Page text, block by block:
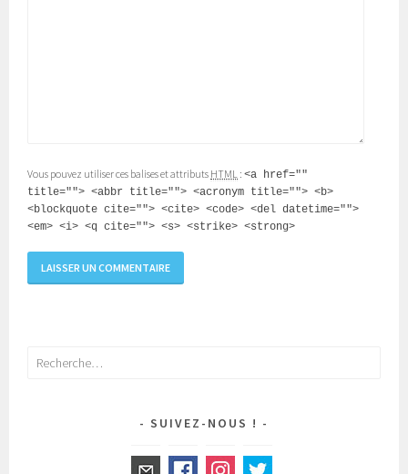
Vous pouvez utiliser ces balises et attributs HTML :<a href=""
title=""> <abbr title=""> <acronym title=""> <b>
<blockquote cite=""> <cite> <code> <del datetime="">
<em> <i> <q cite=""> <s> <strike> <strong>
Rechercher :
SUIVEZ-NOUS !